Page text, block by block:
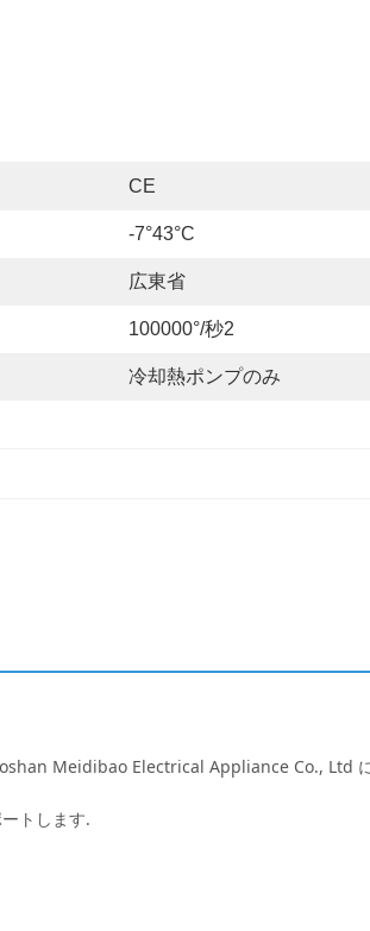
CE
-7°43°C
広東省
100000°/秒2
冷却熱ポンプのみ
Meidibao Electrical Appliance Co., Ltd
トします.